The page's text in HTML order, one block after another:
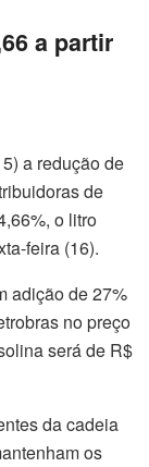
a partir
a redução de
de
o litro
feira (16).
adição de 27%
no preço
será de R$
da cadeia
os